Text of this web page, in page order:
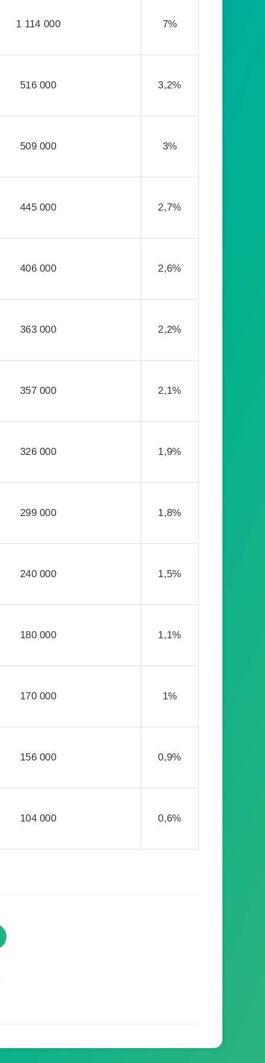
1 114 000 7%
516 000 3,2%
509 000 3%
445 000 2,7%
406 000 2,6%
363 000 2,2%
357 000 2,1%
326 000 1,9%
299 000 1,8%
240 000 1,5%
180 000 1,1%
170 000 1%
156 000 0,9%
104 000 0,6%
vie privée